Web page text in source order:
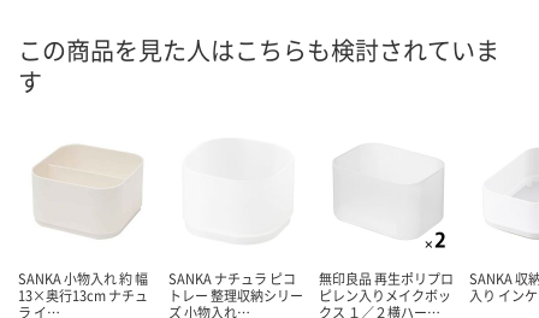
お届け日
カ
この商品を見た人はこちらも検討されていま
す
SANKA 小物入れ 約 幅
13×奥行13cm ナチュ
ラ イ…
SANKA ナチュラ ピコ
トレー 整理収納シリー
ズ 小物入れ…
無印良品 再生ポリプロ
ピレン入りメイクボッ
クス １／２横ハー…
SANKA 収
入り イン